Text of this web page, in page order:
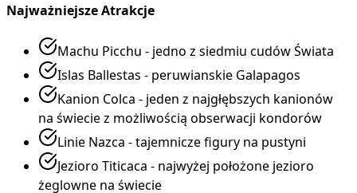
Najważniejsze Atrakcje
Machu Picchu - jedno z siedmiu cudów Świata
Islas Ballestas - peruwianskie Galapagos
Kanion Colca - jeden z najgłębszych kanionów
na świecie z możliwością obserwacji kondorów
Linie Nazca - tajemnicze figury na pustyni
Jezioro Titicaca - najwyżej położone jezioro
żeglowne na świecie